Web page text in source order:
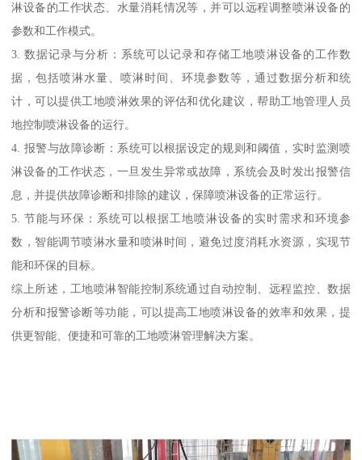
淋设备的工作状态、水量消耗情况等，并可以远程调整喷淋设备的
参数和工作模式。
3. 数据记录与分析：系统可以记录和存储工地喷淋设备的工作数
据，包括喷淋水量、喷淋时间、环境参数等，通过数据分析和统
计，可以提供工地喷淋效果的评估和优化建议，帮助工地管理人员
地控制喷淋设备的运行。
4. 报警与故障诊断：系统可以根据设定的规则和阈值，实时监测喷
淋设备的工作状态，一旦发生异常或故障，系统会及时发出报警信
息，并提供故障诊断和排除的建议，保障喷淋设备的正常运行。
5. 节能与环保：系统可以根据工地喷淋设备的实时需求和环境参
数，智能调节喷淋水量和喷淋时间，避免过度消耗水资源，实现节
能和环保的目标。
综上所述，工地喷淋智能控制系统通过自动控制、远程监控、数据
分析和报警诊断等功能，可以提高工地喷淋设备的效率和效果，提
供更智能、便捷和可靠的工地喷淋管理解决方案。